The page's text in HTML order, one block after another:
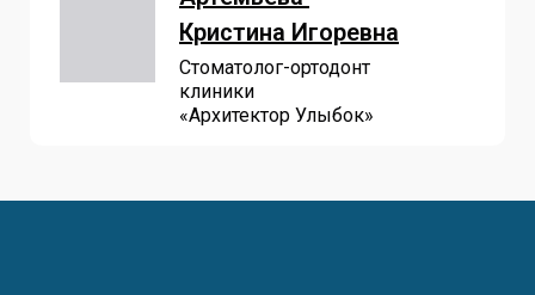
Кристина Игоревна
Cтоматолог-ортодонт
клиники
«Архитектор Улыбок»